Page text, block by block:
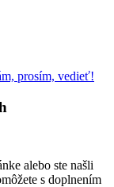
prosím, vedieť!
alebo ste našli
s doplnením